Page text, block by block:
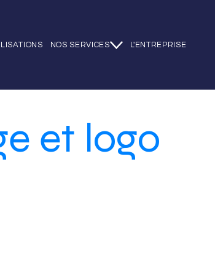
NOS SERVICES L'ENTREPRISE
et logo